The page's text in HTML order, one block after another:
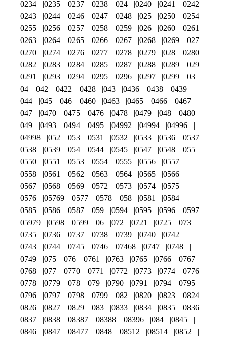
0234 0235 0237 0238 024 0240 0241
0242
0243
0244 0246 0247 0248 025 0250
0254
0255
0256 0257 0258 0259 026 0260
0261
0263
0264 0265 0266 0267 0268 0269
027
0270
0274 0276 0277 0278 0279 028
0280
0282
0283 0284 0285 0287 0288 0289
029
0291
0293 0294 0295 0296 0297 0299
03
04
042 0422 0428 043 0436 0438
0439
044
045 046 0460 0463 0465 0466
0467
047
0470 0475 0476 0478 0479 048
0480
049
0493 0494 0495 04992 04994
04996
04998
052 053 0531 0532 0533 0536
0537
0538
0539 054 0544 0545 0547 0548
055
0550
0551 0553 0554 0555 0556
0557
0558
0561 0562 0563 0564 0565
0566
0567
0568 0569 0572 0573 0574
0575
0576
05769 0577 0578 058 0581
0584
0585
0586 0587 059 0594 0595 0596
0597
05979
0598 0599 06 072 0721 0725
073
0735
0736 0737 0738 0739 0740
0742
0743
0744 0745 0746 07468 0747
0748
0749
075 076 0761 0763 0765 0766
0767
0768
077 0770 0771 0772 0773 0774
0776
0778
0779 078 079 0790 0791 0794
0795
0796
0797 0798 0799 082 0820 0823
0824
0826
0827 0829 083 0833 0834 0835
0836
0837
0838 08387 08388 08396 084
0845
0846
0847 08477 0848 08512 08514
0852